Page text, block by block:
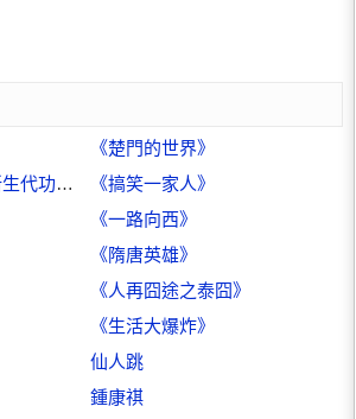
《楚門的世界》
王智[內地女演員、新生代功夫女星]
《搞笑一家人》
《一路向西》
《隋唐英雄》
《人再囧途之泰囧》
《生活大爆炸》
仙人跳
鍾康祺